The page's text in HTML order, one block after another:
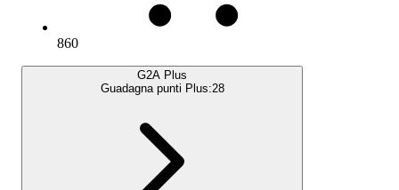
860
G2A Plus
Guadagna punti Plus:28